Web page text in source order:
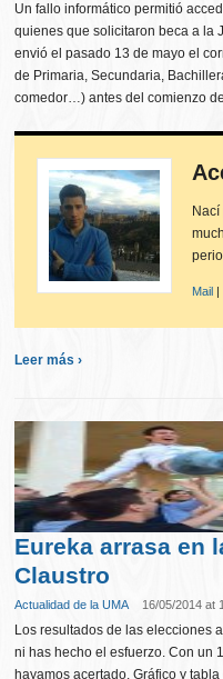
Un fallo informático permitió
quienes que solicitaron beca a la
envió el pasado 13 de mayo el
de Primaria, Secundaria,
comedor…) antes del comienzo
Mail |
Leer más ›
Eureka arrasa en
Claustro
Actualidad de la UMA 16/05/2014 at
Los resultados de las elecciones
ni has hecho el esfuerzo. Con un
hayamos acertado. Gráfico y